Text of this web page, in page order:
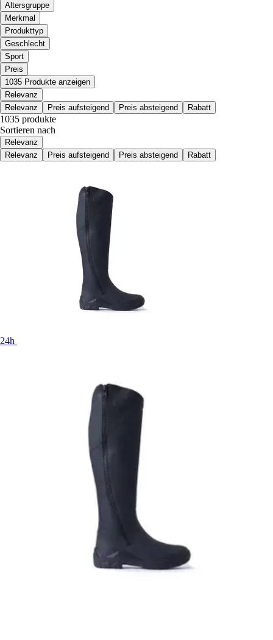
Altersgruppe
Merkmal
Produkttyp
Geschlecht
Sport
Preis
1035 Produkte anzeigen
Relevanz
Relevanz
Preis aufsteigend Preis absteigend Rabatt
1035 produkte
Sortieren nach
Relevanz
Relevanz
Preis aufsteigend Preis absteigend Rabatt
24h